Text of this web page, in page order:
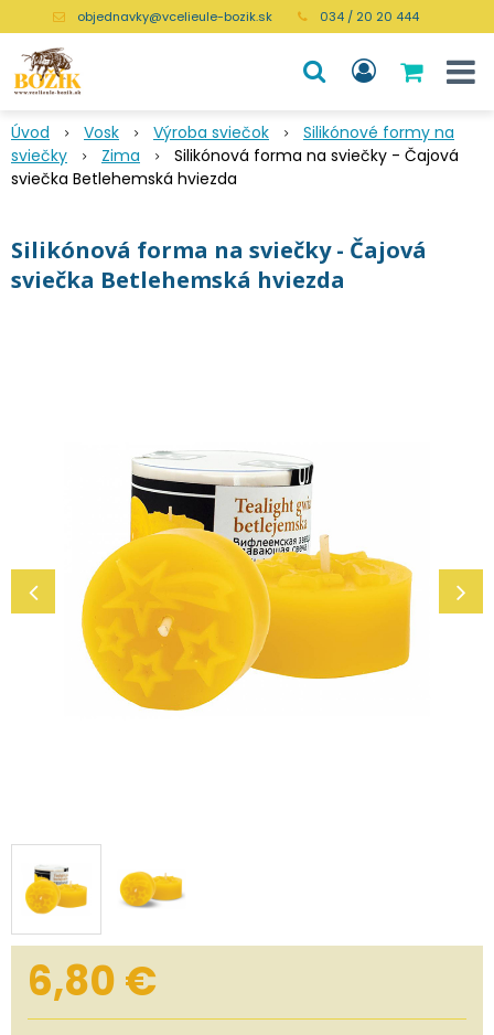
objednavky@vcelieule-bozik.sk 034 / 20 20 444
Úvod Vosk Výroba sviečok
Silikónové formy na
sviečky
Zima
Silikónová forma na sviečky - Čajová
sviečka Betlehemská hviezda
Silikónová forma na sviečky - Čajová
sviečka Betlehemská hviezda
6,80€